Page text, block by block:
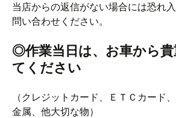
当店からの返信がない場合には恐れ
問い合わせください。
◎作業当日は、お車から貴
てください
（クレジットカード、ＥＴＣカード
金属、他大切な物）